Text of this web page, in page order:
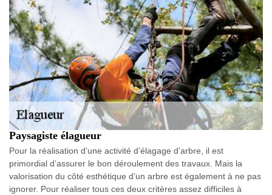
Paysagiste élagueur
Pour la réalisation d’une activité d’élagage d’arbre, il est
primordial d’assurer le bon déroulement des travaux. Mais la
valorisation du côté esthétique d’un arbre est également à ne pas
ignorer. Pour réaliser tous ces deux critères assez difficiles à